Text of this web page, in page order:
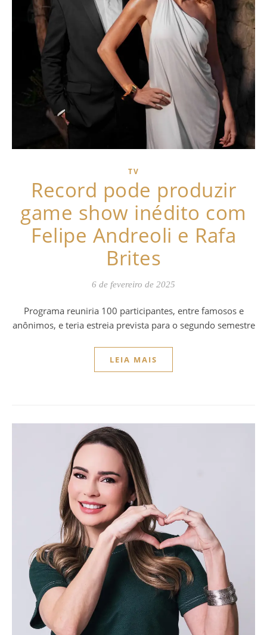
TV
Record pode produzir
game show inédito com
Felipe Andreoli e Rafa
Brites
6 de fevereiro de 2025
Programa reuniria 100 participantes, entre famosos e
anônimos, e teria estreia prevista para o segundo semestre
LEIA MAIS